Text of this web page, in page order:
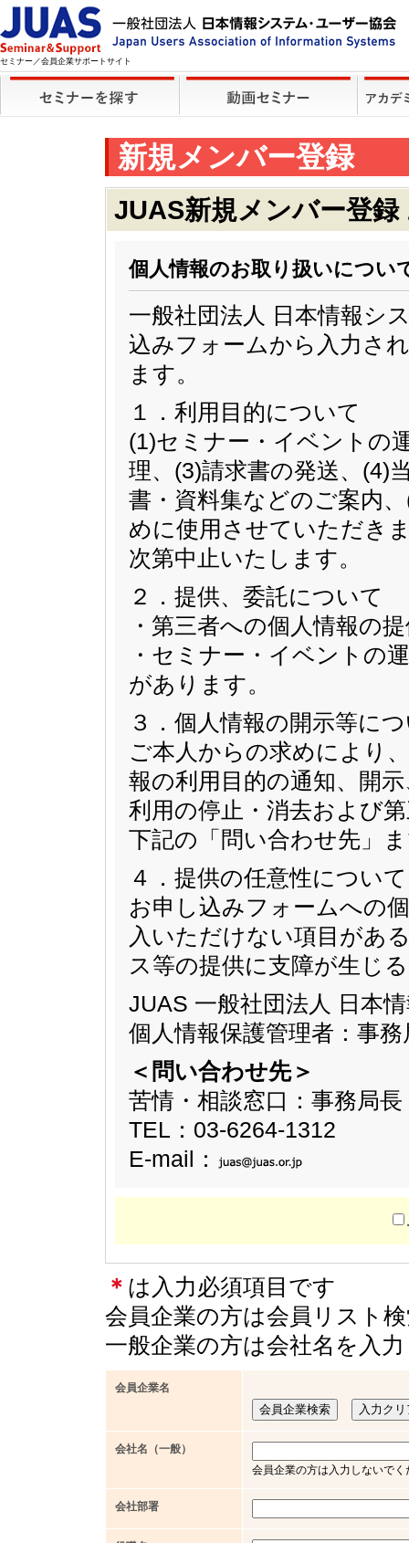
セミナー／会員企業サポートサイト
新規メンバー登録
JUAS新規メンバー登
個人情報のお取り扱いについ
一般社団法人 日本情報シ
込みフォームから入力さ
ます。
１．利用目的について
(1)セミナー・イベントの
理、(3)請求書の発送、(4)
書・資料集などのご案内
めに使用させていただき
次第中止いたします。
２．提供、委託について
・第三者への個人情報の
・セミナー・イベントの
があります。
３．個人情報の開示等に
ご本人からの求めにより
報の利用目的の通知、開
利用の停止・消去および
下記の「問い合わせ先」
４．提供の任意性について
お申し込みフォームへの
入いただけない項目があ
ス等の提供に支障が生じ
JUAS 一般社団法人 日本
個人情報保護管理者：事
＜問い合わせ先＞
苦情・相談窓口：事務
TEL：03-6264-1312
E-mail：
＊ は入力必須項目です
会員企業の方は会員リスト
一般企業の方は会社名を入
会員企業名
会社名（一般）
会員企業の方は入力しないで
会社部署